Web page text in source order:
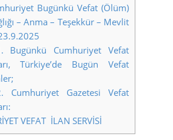
Bugünkü Vefat (Ölüm)
– Anma – Teşekkür – Mevlit
Bugünkü Cumhuriyet Vefat
Türkiye’de Bugün Vefat
Cumhuriyet Gazetesi Vefat
VEFAT İLAN SERVİSİ